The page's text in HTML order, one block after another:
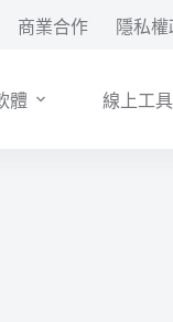
商業合作 隱私
體 線上工具